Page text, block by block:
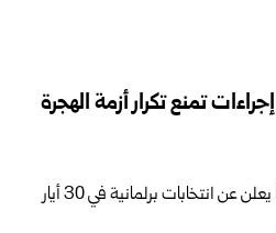
تمنع تكرار أزمة الهجرة